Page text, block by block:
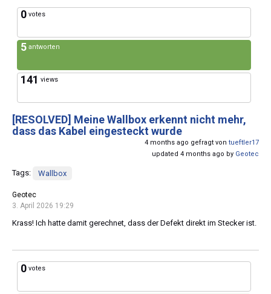
0 votes
5 antworten
141 views
[RESOLVED] Meine Wallbox erkennt nicht mehr,
dass das Kabel eingesteckt wurde
4 months ago gefragt von tueftler17
updated 4 months ago by Geotec
Tags: Wallbox
Geotec
3. April 2026 19:29
Krass! Ich hatte damit gerechnet, dass der Defekt direkt im Stecker ist.
0 votes